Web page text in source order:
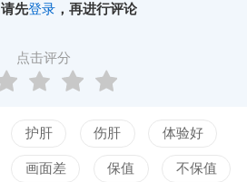
请先登录，再进行评论
点击评分
护肝 伤肝 体验好
画面差 保值 不保值